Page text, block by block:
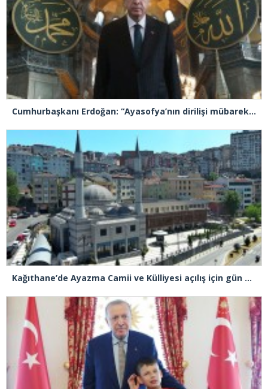
Cumhurbaşkanı Erdoğan: “Ayasofya’nın dirilişi mübarek olsun”
Kağıthane’de Ayazma Camii ve Külliyesi açılış için gün sayıyor